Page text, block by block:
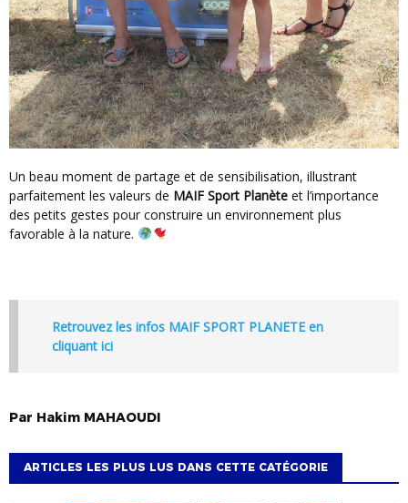
Un beau moment de partage et de sensibilisation, illustrant
parfaitement les valeurs de MAIF Sport Planète et l’importance
des petits gestes pour construire un environnement plus
favorable à la nature.
Retrouvez les infos MAIF SPORT PLANETE en
cliquant ici
Par Hakim MAHAOUDI
ARTICLES LES PLUS LUS DANS CETTE CATÉGORIE